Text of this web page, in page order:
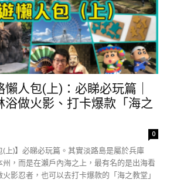
人包(上)：必睇必玩篇｜
浴做火影、打卡爆款「海之
0
(上)】必睇必玩篇。其實淡路島是屬於兵庫
，而是在瀨戶內海之上，最有名的是出海看
影忍者，也可以去打卡爆款的「海之教堂」